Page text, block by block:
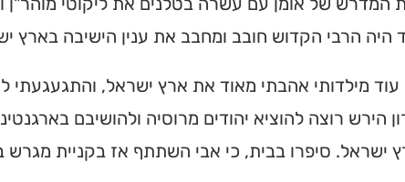
היה הרבי הקדוש חובב ומחבב את ענין הישיבה בארץ
עוד מילדותי אהבתי מאוד את ארץ ישראל, והתגעגעתי
הירש רוצה להוציא יהודים מרוסיה ולהושיבם
ישראל. סיפרו בבית, כי אבי השתתף אז בקניית מגרש